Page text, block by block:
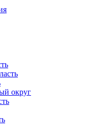
округ